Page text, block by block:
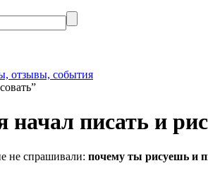
отзывы, события
писать и
не спрашивали: почему ты рисуешь и